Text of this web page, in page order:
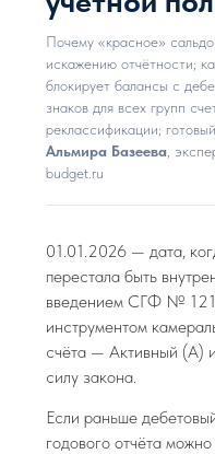
Почему «красное»
искажению отчётности;
блокирует балансы с
знаков для всех групп
реклассификации;
Альмира Базеева,
budget.ru
01.01.2026 — дата,
перестала быть
введением СГФ №
инструментом
счёта — Активный (А)
силу закона.
Если раньше
годового отчёта